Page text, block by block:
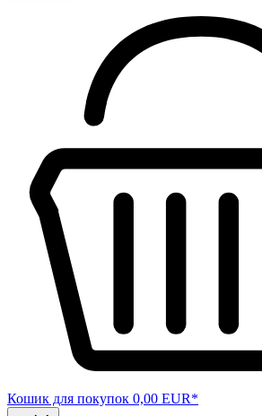
Кошик для покупок 0,00 EUR*